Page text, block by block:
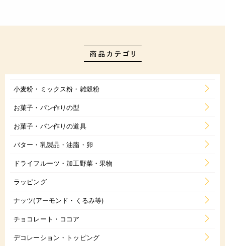
小麦粉・ミックス粉・雑穀粉
お菓子・パン作りの型
お菓子・パン作りの道具
バター・乳製品・油脂・卵
ドライフルーツ・加工野菜・果物
ラッピング
ナッツ(アーモンド・くるみ等)
チョコレート・ココア
デコレーション・トッピング